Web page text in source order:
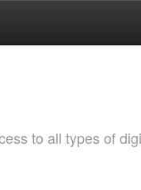
to all types of